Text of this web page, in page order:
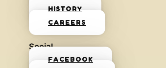
HISTORY
CAREERS
Social
FACEBOOK